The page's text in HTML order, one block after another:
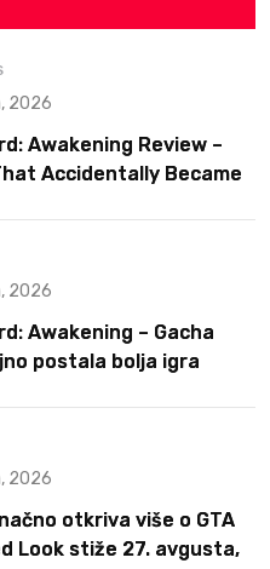
2026
Awakening Review –
Accidentally Became
2026
Awakening – Gacha
postala bolja igra
2026
otkriva više o GTA
Look stiže 27. avgusta,